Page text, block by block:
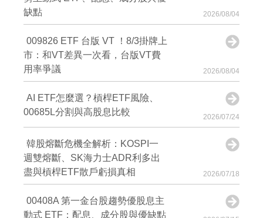
缺點
2026/08/04
009826 ETF 台版 VT ！8/3掛牌上
市：和VT差異一次看，台版VT費
用率爭議
2026/08/04
AI ETF怎麼選？槓桿ETF風險、
00685L分割與高股息比較
2026/07/24
韓股熔斷危機全解析：KOSPI一
週雙熔斷、SK海力士ADR利多出
盡與槓桿ETF散戶虧損真相
2026/07/18
00408A 第一金台股趨勢優股息主
動式 ETF：配息、成分股與優缺點